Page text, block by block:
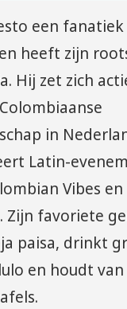
een fanatiek
heeft zijn
Hij zet zich
in
Latin-
Vibes en
Zijn favoriete
paisa, drinkt
en houdt van